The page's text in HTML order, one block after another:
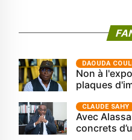
‎DAOUDA
Non à
plaques
CLAUDE SAHY
Avec
concrets